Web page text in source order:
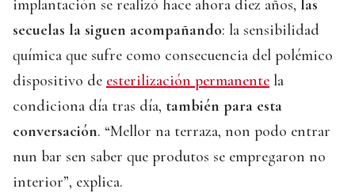
implantación se realizó hace ahora diez años, las
secuelas la siguen acompañando: la sensibilidad
química que sufre como consecuencia del polémico
dispositivo de esterilización permanente la
condiciona día tras día, también para esta
conversación. “Mellor na terraza, non podo entrar
nun bar sen saber que produtos se empregaron no
interior”, explica.